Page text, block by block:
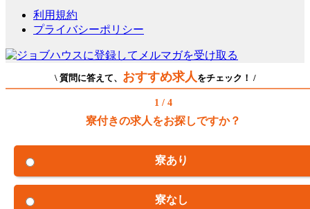
利用規約
プライバシーポリシー
\ 質問に答えて、 おすすめ求人をチェック！ /
1 / 4
寮付きの求人をお探しですか？
寮あり
寮なし